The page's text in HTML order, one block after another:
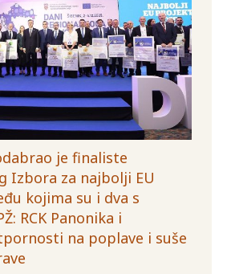
je finaliste
Izbora za najbolji EU
kojima su i dva s
RCK Panonika i
na poplave i suše